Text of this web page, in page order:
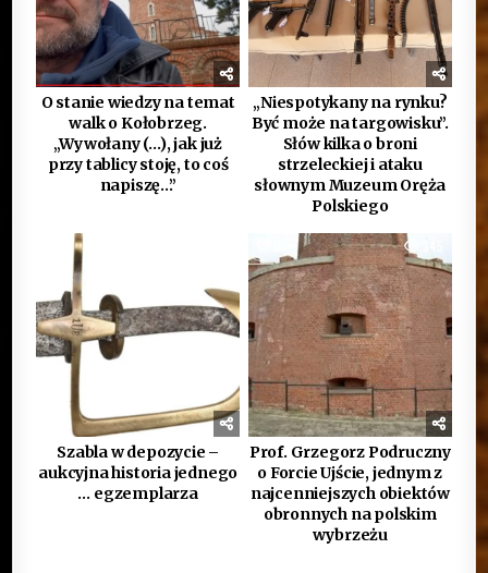
O stanie wiedzy na temat
walk o Kołobrzeg.
„Wywołany (…), jak już
przy tablicy stoję, to coś
napiszę…”
„Niespotykany na rynku?
Być może na targowisku”.
Słów kilka o broni
strzeleckiej i ataku
słownym Muzeum Oręża
Polskiego
Szabla w depozycie –
aukcyjna historia jednego
… egzemplarza
Prof. Grzegorz Podruczny
o Forcie Ujście, jednym z
najcenniejszych obiektów
obronnych na polskim
wybrzeżu